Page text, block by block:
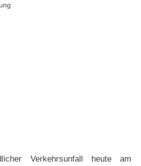
Verkehrsunfall heute am